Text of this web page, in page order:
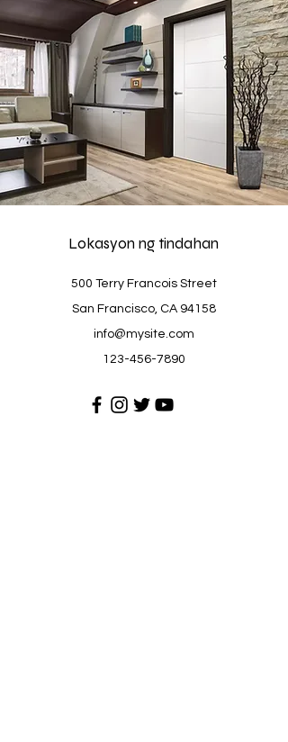
Lokasyon ng tindahan
500 Terry Francois Street
San Francisco, CA 94158
info@mysite.com
123-456-7890